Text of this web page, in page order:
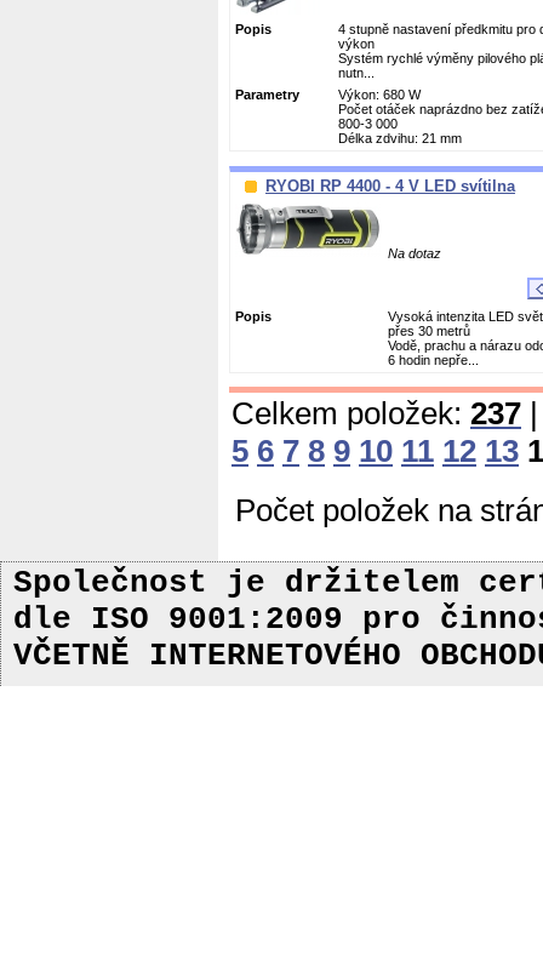
Popis
4 stupně nastavení předkmitu pro
výkon
Systém rychlé výměny pilového
nutn...
Parametry
Výkon: 680 W
Počet otáček naprázdno bez
800-3 000
Délka zdvihu: 21 mm
RYOBI RP 4400 - 4 V LED svítilna
Na dotaz
Popis
Vysoká intenzita LED
přes 30 metrů
Vodě, prachu a nárazu
6 hodin nepře...
Celkem položek: 237
5 6 7 8 9 10 11 12 13
Počet položek na
Společnost je držitelem
dle ISO 9001:2009 pro
VČETNĚ INTERNETOVÉHO